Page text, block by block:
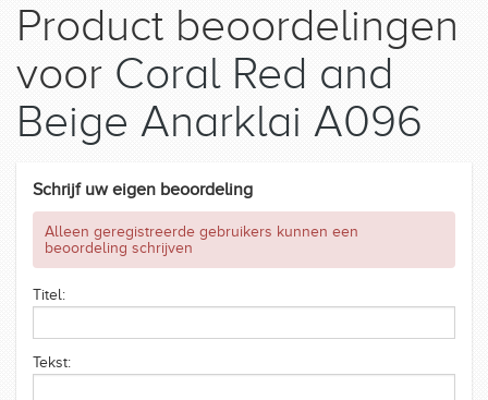
SIERADEN
MAATTABELLEN
Product beoordelingen
voor Coral Red and
Beige Anarklai A096
Schrijf uw eigen beoordeling
Alleen geregistreerde gebruikers kunnen een
beoordeling schrijven
Titel:
Tekst: